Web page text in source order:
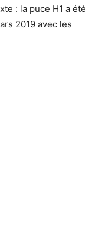
: la puce H1 a été
2019 avec les